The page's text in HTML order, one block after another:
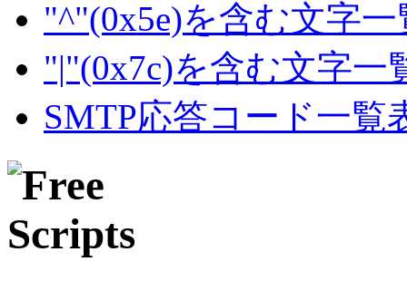
"^"(0x5e)を含む文字一
"|"(0x7c)を含む文字一
SMTP応答コード一覧